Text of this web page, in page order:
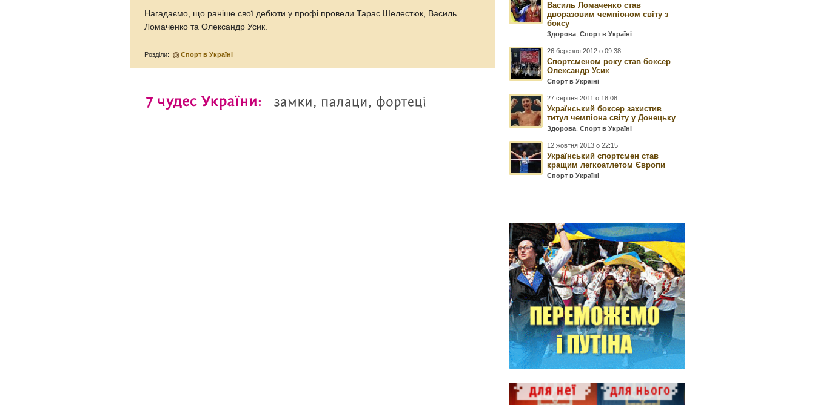
Нагадаємо, що раніше свої дебюти у профі провели Тарас Шелестюк, Василь
Ломаченко та Олександр Усик.
Розділи: Спорт в Україні
Василь Ломаченко став
дворазовим чемпіоном світу з
боксу
Здорова ,Спорт в Україні
26 березня 2012 о 09:38
Спортсменом року став боксер
Олександр Усик
Спорт в Україні
27 серпня 2011 о 18:08
Український боксер захистив
титул чемпіона світу у Донецьку
Здорова ,Спорт в Україні
12 жовтня 2013 о 22:15
Український спортсмен став
кращим легкоатлетом Європи
Спорт в Україні